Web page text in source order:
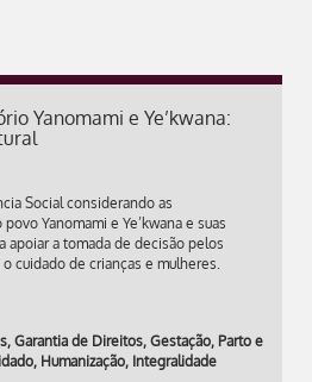
Yanomami e Ye’kwana:
Social considerando as
Yanomami e Ye’kwana e suas
apoiar a tomada de decisão pelos
cuidado de crianças e mulheres.
, Garantia de Direitos, Gestação, Parto e
, Humanização, Integralidade